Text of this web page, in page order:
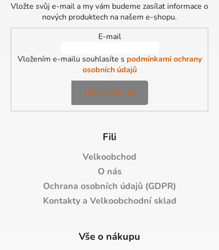
í
p
r
v
y
v
ý
p
i
s
Vložte svůj e-mail a my vám budeme zasílat informace o
nových produktech na našem e-shopu.
E-mail
Vložením e-mailu souhlasíte s podmínkami ochrany
osobních údajů
PŘIHLÁSIT SE
Fili
Velkoobchod
O nás
Ochrana osobních údajů (GDPR)
Kontakty a Velkoobchodní sklad
Vše o nákupu